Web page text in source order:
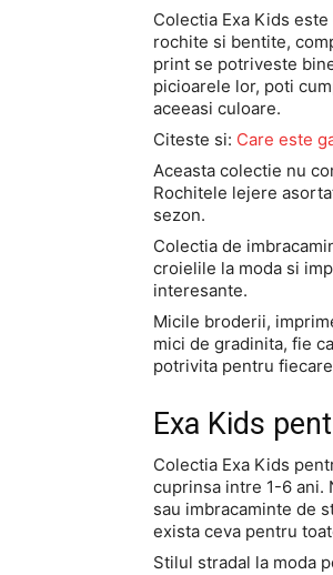
Colectia Exa Kids
rochite si bentite,
print se potriveste
picioarele lor, poti
aceeasi culoare.
Citeste si: Care este
Aceasta colectie nu
Rochitele lejere
sezon.
Colectia de
croielile la moda si
interesante.
Micile broderii,
mici de gradinita, fie
potrivita pentru
Exa Kids
Colectia Exa Kids
cuprinsa intre 1-6 ani.
sau imbracaminte de
exista ceva pentru
Stilul stradal la moda